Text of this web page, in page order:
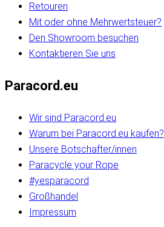
Retouren
Mit oder ohne Mehrwertsteuer?
Den Showroom besuchen
Kontaktieren Sie uns
Paracord.eu
Wir sind Paracord.eu
Warum bei Paracord.eu kaufen?
Unsere Botschafter/innen
Paracycle your Rope
#yesparacord
Großhandel
Impressum